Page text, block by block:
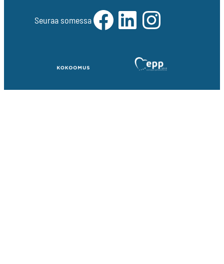
Seuraa somessaFacebookLinkedInInstagram